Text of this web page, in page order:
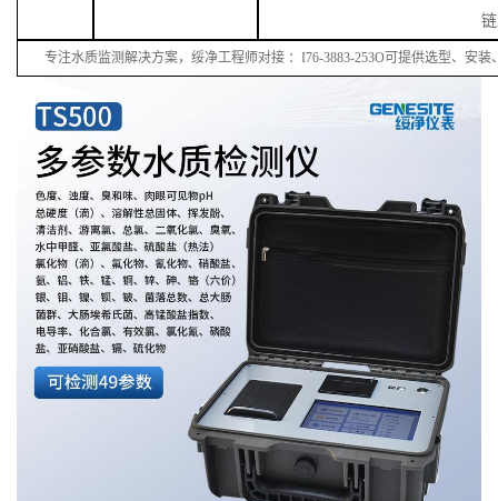
专注水质监测解决方案，绥净工程师对接 ：I76-3883-253O可提供选型、安装